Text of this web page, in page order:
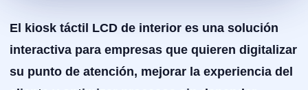
El kiosk táctil LCD de interior es una solución
interactiva para empresas que quieren digitalizar
su punto de atención, mejorar la experiencia del